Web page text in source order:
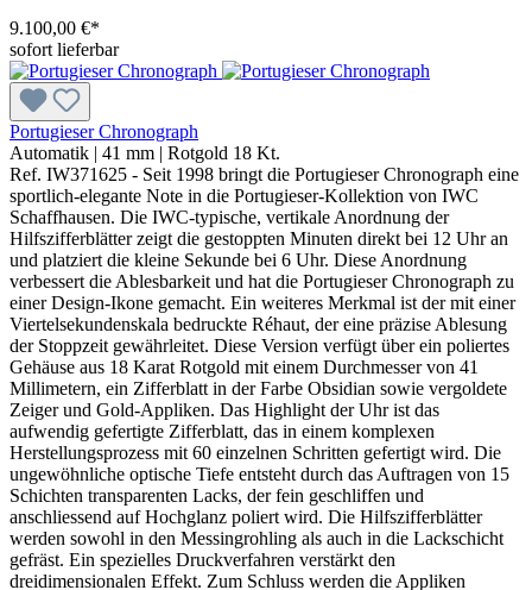
9.100,00 €*
sofort lieferbar
Portugieser Chronograph
Automatik | 41 mm | Rotgold 18 Kt.
Ref. IW371625 - Seit 1998 bringt die Portugieser Chronograph eine
sportlich-elegante Note in die Portugieser-Kollektion von IWC
Schaffhausen. Die IWC-typische, vertikale Anordnung der
Hilfszifferblätter zeigt die gestoppten Minuten direkt bei 12 Uhr an
und platziert die kleine Sekunde bei 6 Uhr. Diese Anordnung
verbessert die Ablesbarkeit und hat die Portugieser Chronograph zu
einer Design-Ikone gemacht. Ein weiteres Merkmal ist der mit einer
Viertelsekundenskala bedruckte Réhaut, der eine präzise Ablesung
der Stoppzeit gewährleitet. Diese Version verfügt über ein poliertes
Gehäuse aus 18 Karat Rotgold mit einem Durchmesser von 41
Millimetern, ein Zifferblatt in der Farbe Obsidian sowie vergoldete
Zeiger und Gold-Appliken. Das Highlight der Uhr ist das
aufwendig gefertigte Zifferblatt, das in einem komplexen
Herstellungsprozess mit 60 einzelnen Schritten gefertigt wird. Die
ungewöhnliche optische Tiefe entsteht durch das Auftragen von 15
Schichten transparenten Lacks, der fein geschliffen und
anschliessend auf Hochglanz poliert wird. Die Hilfszifferblätter
werden sowohl in den Messingrohling als auch in die Lackschicht
gefräst. Ein spezielles Druckverfahren verstärkt den
dreidimensionalen Effekt. Zum Schluss werden die Appliken